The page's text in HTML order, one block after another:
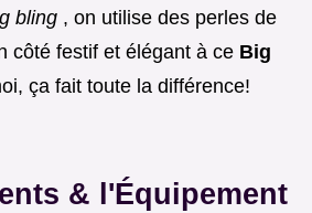
bling , on utilise des perles de
côté festif et élégant à ce Big
ça fait toute la différence!
& l'Équipement